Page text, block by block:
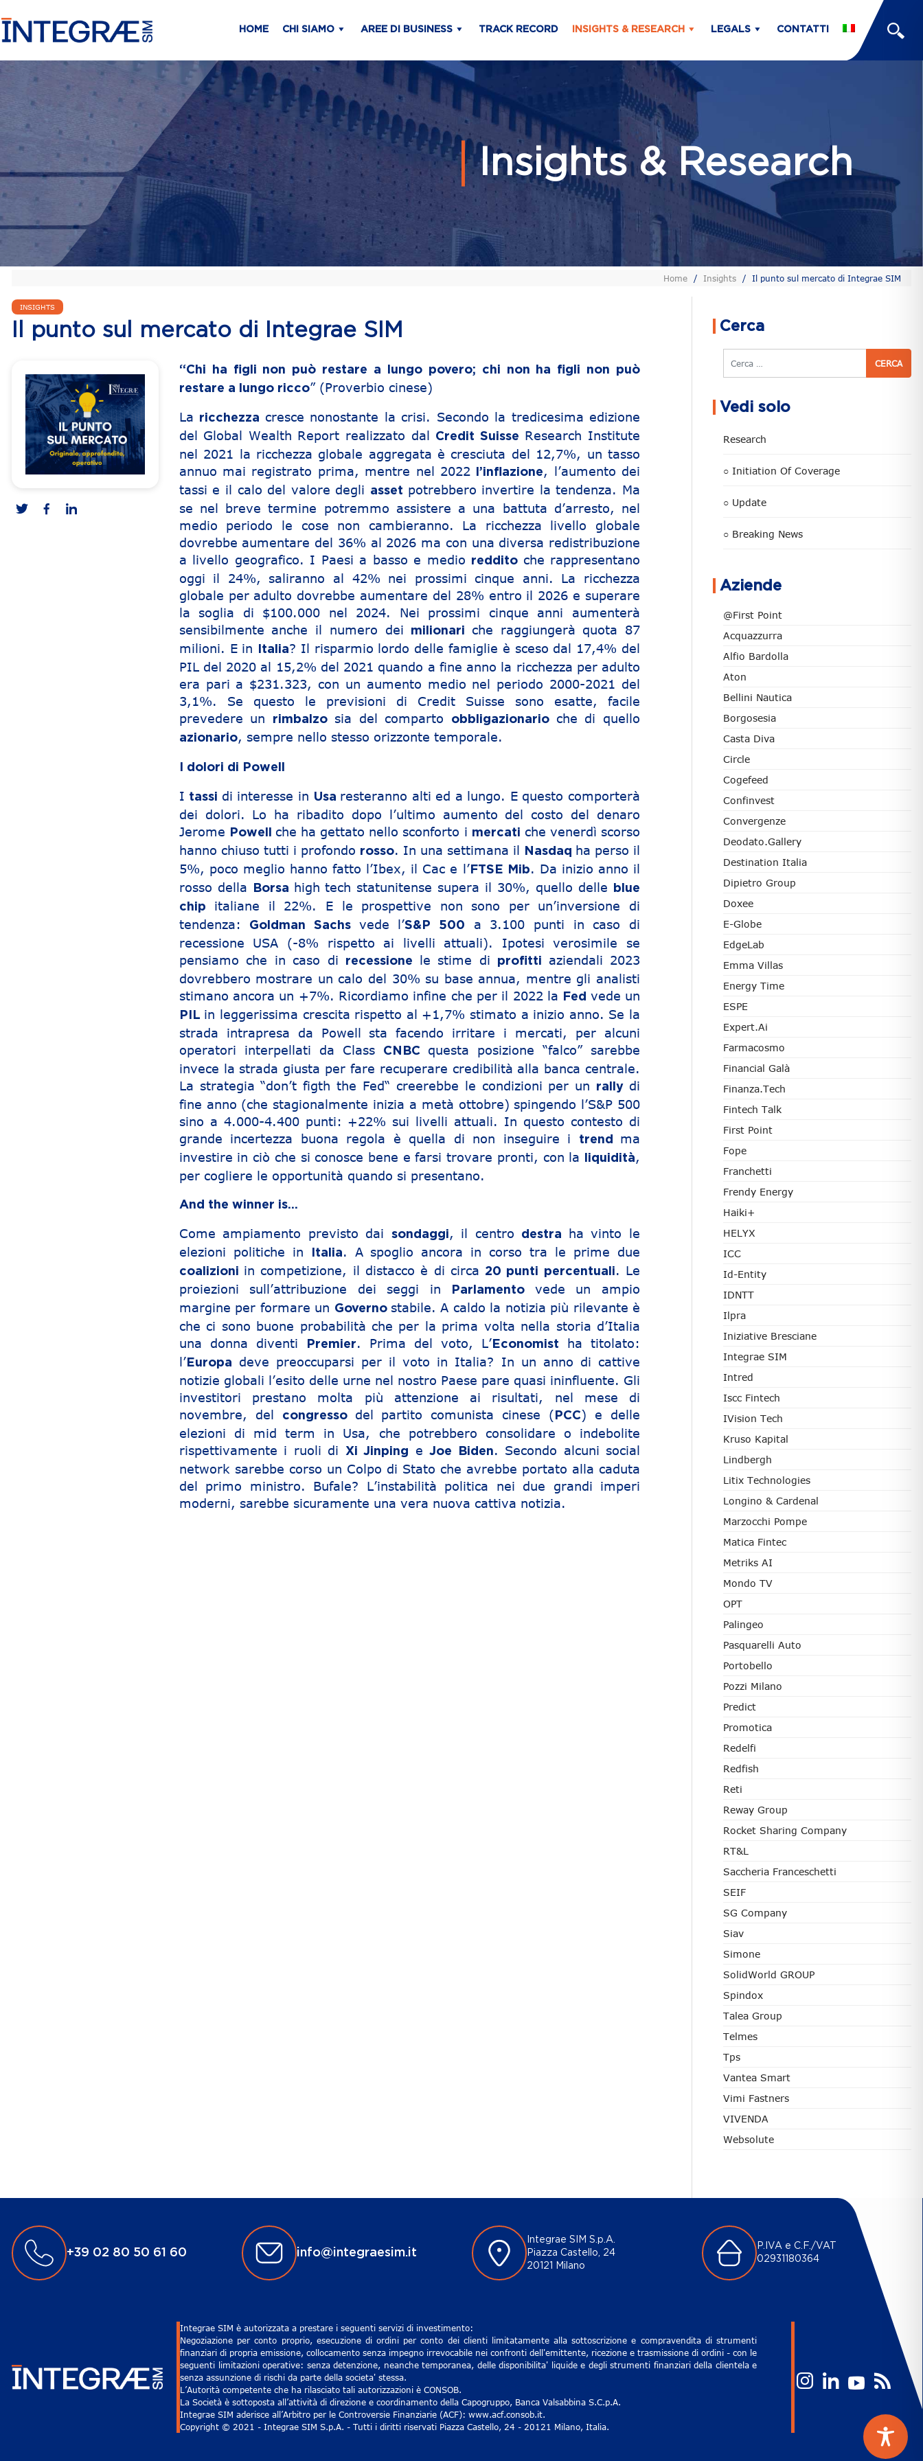
HOME CHI SIAMO AREE DI BUSINESS TRACK RECORD INSIGHTS & RESEARCH LEGALS CONTATTI
Insights & Research
Home / Insights / Il punto sul mercato di Integrae SIM
INSIGHTS
Il punto sul mercato di Integrae SIM
“Chi ha figli non può restare a lungo povero; chi non ha figli non può
restare a lungo ricco” (Proverbio cinese)
La ricchezza cresce nonostante la crisi. Secondo la tredicesima edizione
del Global Wealth Report realizzato dal Credit Suisse Research Institute
nel 2021 la ricchezza globale aggregata è cresciuta del 12,7%, un tasso
annuo mai registrato prima, mentre nel 2022
l’inflazione, l’aumento dei
tassi e il calo del valore degli asset potrebbero invertire la tendenza. Ma
se nel breve termine potremmo assistere a una battuta d’arresto, nel
medio periodo le cose non cambieranno. La ricchezza livello globale
dovrebbe aumentare del 36% al 2026 ma con una diversa redistribuzione
a livello geografico. I Paesi a basso e medio reddito che rappresentano
oggi il 24%, saliranno al 42% nei prossimi cinque anni. La ricchezza
globale per adulto dovrebbe aumentare del 28% entro il 2026 e superare
la soglia di $100.000 nel 2024. Nei prossimi cinque anni aumenterà
sensibilmente anche il numero dei
milionari che raggiungerà quota 87
milioni. E in
Italia? Il risparmio lordo delle famiglie è sceso dal 17,4% del
PIL del 2020 al 15,2% del 2021 quando a fine anno la ricchezza per adulto
era pari a $231.323, con un aumento medio nel periodo 2000-2021 del
3,1%. Se questo le previsioni di Credit Suisse sono esatte, facile
prevedere un
rimbalzo sia del comparto obbligazionario che di quello
azionario, sempre nello stesso orizzonte temporale.
I dolori di Powell
I tassi di interesse in Usa resteranno alti ed a lungo. E questo comporterà
dei dolori. Lo ha ribadito dopo l’ultimo aumento del costo del denaro
Jerome
Powell che ha gettato nello sconforto i mercati che venerdì scorso
hanno chiuso tutti i profondo rosso. In una settimana il Nasdaq ha perso il
5%, poco meglio hanno fatto l’Ibex, il Cac e l’ FTSE Mib. Da inizio anno il
rosso della
Borsa high tech statunitense supera il 30%, quello delle
blue
chip
italiane il 22%. E le prospettive non sono per un’inversione di
tendenza:
Goldman Sachs vede l’S&P 500
a 3.100 punti in caso di
recessione USA (-8% rispetto ai livelli attuali). Ipotesi verosimile se
pensiamo che in caso di
recessione le stime di profitti aziendali 2023
dovrebbero mostrare un calo del 30% su base annua, mentre gli analisti
stimano ancora un +7%. Ricordiamo infine che per il 2022 la
Fed vede un
PIL in leggerissima crescita rispetto al +1,7% stimato a inizio anno. Se la
strada intrapresa da Powell sta facendo irritare i mercati, per alcuni
operatori interpellati da Class
CNBC questa posizione “falco” sarebbe
invece la strada giusta per fare recuperare credibilità alla banca centrale.
La strategia “don’t figth the Fed“ creerebbe le condizioni per un
rally di
fine anno (che stagionalmente inizia a metà ottobre) spingendo l’S&P 500
sino a 4.000-4.400 punti: +22% sui livelli attuali. In questo contesto di
grande incertezza buona regola è quella di non inseguire i
trend ma
investire in ciò che si conosce bene e farsi trovare pronti, con la
liquidità,
per cogliere le opportunità quando si presentano.
And the winner is…
Come ampiamento previsto dai sondaggi, il centro destra ha vinto le
elezioni politiche in
Italia. A spoglio ancora in corso tra le prime due
coalizioni in competizione, il distacco è di circa 20 punti percentuali. Le
proiezioni sull’attribuzione dei seggi in
Parlamento vede un ampio
margine per formare un Governo stabile. A caldo la notizia più rilevante è
che ci sono buone probabilità che per la prima volta nella storia d’Italia
una donna diventi
Premier. Prima del voto, L’ Economist
ha titolato:
l’ Europa
deve preoccuparsi per il voto in Italia? In un anno di cattive
notizie globali l’esito delle urne nel nostro Paese pare quasi ininfluente. Gli
investitori prestano molta più attenzione ai risultati, nel mese di
novembre, del
congresso del partito comunista cinese ( PCC) e delle
elezioni di mid term in Usa, che potrebbero consolidare o indebolite
rispettivamente i ruoli di
Xi Jinping eJoe Biden. Secondo alcuni social
network sarebbe corso un Colpo di Stato che avrebbe portato alla caduta
del primo ministro. Bufale? L’instabilità politica nei due grandi imperi
moderni, sarebbe sicuramente una vera nuova cattiva notizia.
Cerca
Cerca
Vedi solo
Research
○ Initiation Of Coverage
○ Update
○ Breaking News
Aziende
@First Point
Acquazzurra
Alfio Bardolla
Aton
Bellini Nautica
Borgosesia
Casta Diva
Circle
Cogefeed
Confinvest
Convergenze
Deodato.Gallery
Destination Italia
Dipietro Group
Doxee
E-Globe
EdgeLab
Emma Villas
Energy Time
ESPE
Expert.ai
Farmacosmo
Financial Galà
Finanza.tech
Fintech Talk
First Point
Fope
Franchetti
Frendy Energy
Haiki+
HELYX
ICC
Id-Entity
IDNTT
Ilpra
Iniziative Bresciane
Integrae SIM
Intred
Iscc Fintech
IVision Tech
Kruso Kapital
Lindbergh
Litix Technologies
Longino & Cardenal
Marzocchi Pompe
Matica Fintec
Metriks AI
Mondo TV
OPT
Palingeo
Pasquarelli Auto
Portobello
Pozzi Milano
Predict
Promotica
Redelfi
Redfish
Reti
Reway Group
Rocket Sharing Company
RT&L
Saccheria Franceschetti
SEIF
SG Company
Siav
Simone
SolidWorld GROUP
Spindox
Talea Group
Telmes
Tps
Vantea Smart
Vimi Fastners
VIVENDA
Websolute
+39 02 80 50 61 60 info@integraesim.it
Integrae SIM S.p.A.
Piazza Castello, 24
20121 Milano
P.IVA e C.F./VAT
02931180364
Integrae SIM è autorizzata a prestare i seguenti servizi di investimento:
Negoziazione per conto proprio, esecuzione di ordini per conto dei clienti limitatamente alla sottoscrizione e compravendita di strumenti
finanziari di propria emissione, collocamento senza impegno irrevocabile nei confronti dell'emittente, ricezione e trasmissione di ordini - con le
seguenti limitazioni operative: senza detenzione, neanche temporanea, delle disponibilita' liquide e degli strumenti finanziari della clientela e
senza assunzione di rischi da parte della societa' stessa.
L’Autorità competente che ha rilasciato tali autorizzazioni è CONSOB.
La Società è sottoposta all’attività di direzione e coordinamento della Capogruppo, Banca Valsabbina S.C.p.A.
Integrae SIM aderisce all’Arbitro per le Controversie Finanziarie (ACF): www.acf.consob.it.
Copyright © 2021 - Integrae SIM S.p.A. - Tutti i diritti riservati Piazza Castello, 24 - 20121 Milano, Italia.